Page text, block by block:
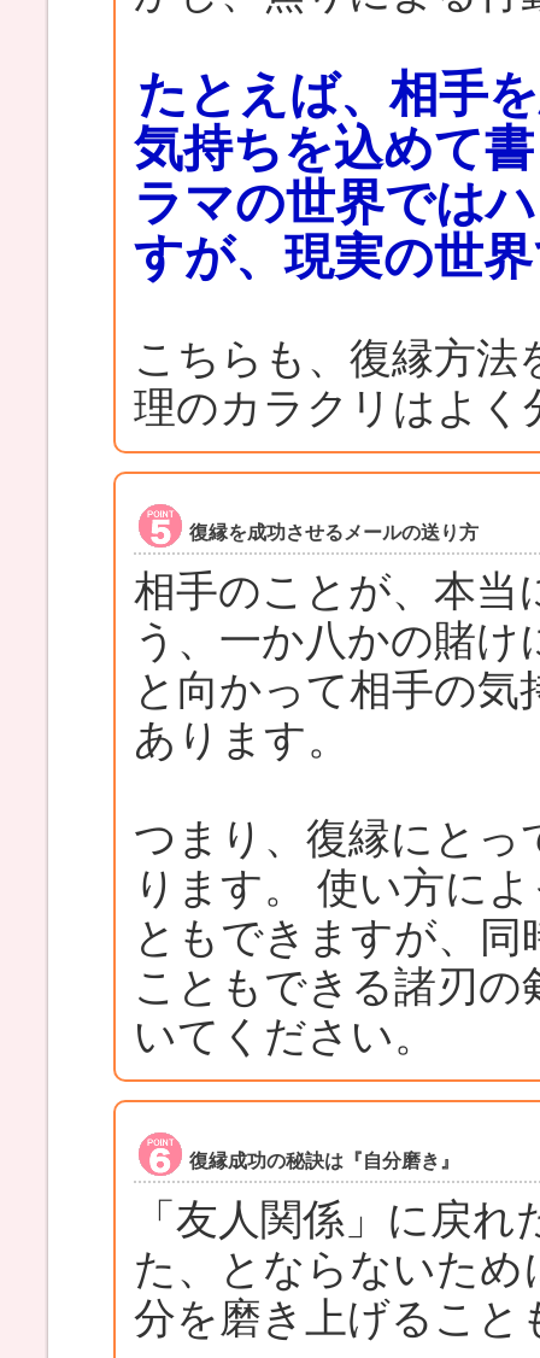
たとえば、相手
気持ちを込めて
ラマの世界では
すが、現実の世
こちらも、復縁方法
理のカラクリはよ
復縁を成功させるメールの送り方
相手のことが、本当
う、一か八かの賭
と向かって相手の
あります。
つまり、復縁にとっ
ります。 使い方に
ともできますが、
こともできる諸刃
いてください。
復縁成功の秘訣は『自分磨き』
「友人関係」に戻
た、とならないた
分を磨き上げること